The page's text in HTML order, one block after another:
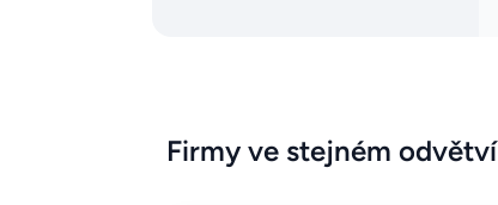
Firmy ve stejném odvětví